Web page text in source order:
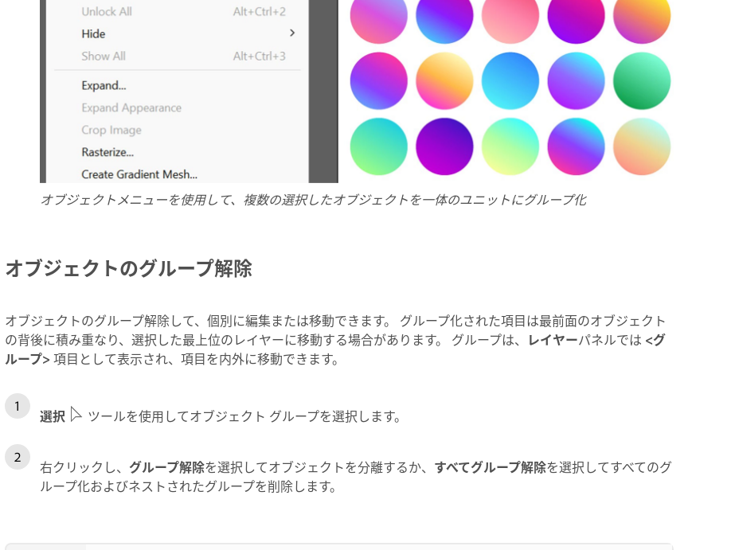
オブジェクトメニューを使用して、複数の選択したオブジェクトを一体のユニットにグループ化
オブジェクトのグループ解除
オブジェクトのグループ解除して、個別に編集または移動できます。 グループ化された項目は最前面のオブジェクト
の背後に積み重なり、選択した最上位のレイヤーに移動する場合があります。 グループは、
レイヤーパネルでは <グ
ループ> 項目として表示され、項目を内外に移動できます。
選択 ツールを使用してオブジェクト グループを選択します。
右クリックし、 グループ解除を選択してオブジェクトを分離するか、 すべてグループ解除を選択してすべてのグ
ループ化およびネストされたグループを削除します。